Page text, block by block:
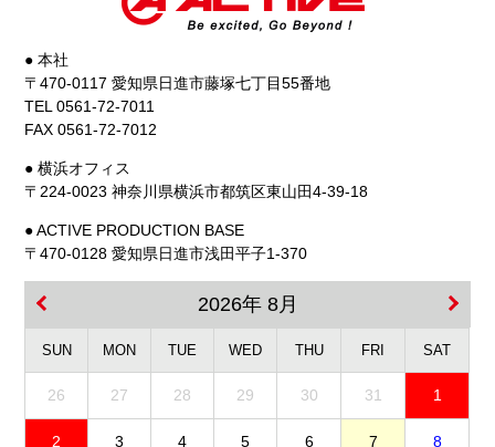
● 本社
〒470-0117 愛知県日進市藤塚七丁目55番地
TEL 0561-72-7011
FAX 0561-72-7012
● 横浜オフィス
〒224-0023 神奈川県横浜市都筑区東山田4-39-18
● ACTIVE PRODUCTION BASE
〒470-0128 愛知県日進市浅田平子1-370
2026年 8月
SUN MON TUE WED THU FRI SAT
26 27 28 29 30 31 1
2 3 4 5 6 7 8